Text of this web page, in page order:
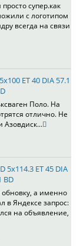
супер.как
с логотипом
всегда на связи
ET 40 DIA 57.1
Поло. На
отлично. Не
Азовдиск...
5x114.3 ET 45 DIA
BD
а именно
в Яндексе запрос:
на объявление,